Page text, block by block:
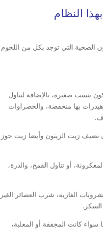
النظام
الصحية التي توجد بكل من اللحوم
بنسب صغيرة، بالإضافة لتناول
بها منخفضة، والخضراوات
تضيف زيت الزيتون وأيضا زيت جوز
أو تناول القمح، والذرة،
الغازية، شرب العصائر الغير
سواء كانت المجففة أو المعلبة،